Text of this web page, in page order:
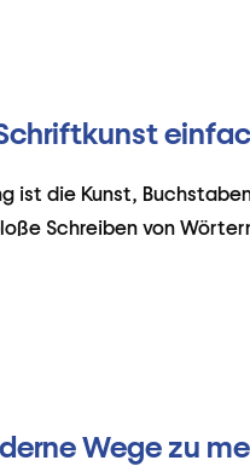
ist die Kunst,
Schreiben von
Wege zu